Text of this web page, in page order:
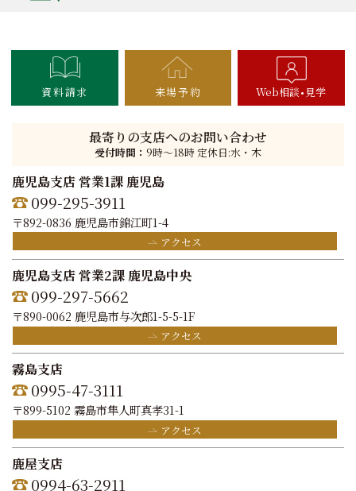
資料請求 来場予約 Web相談 見学
最寄りの支店へのお問い合わせ
受付時間： 9時〜18時 定休日:水・木
鹿児島支店 営業1課 鹿児島
099-295-3911
〒892-0836 鹿児島市錦江町1-4
アクセス
鹿児島支店 営業2課 鹿児島中央
099-297-5662
〒890-0062 鹿児島市与次郎1-5-5-1F
アクセス
霧島支店
0995-47-3111
〒899-5102 霧島市隼人町真孝31-1
アクセス
鹿屋支店
0994-63-2911